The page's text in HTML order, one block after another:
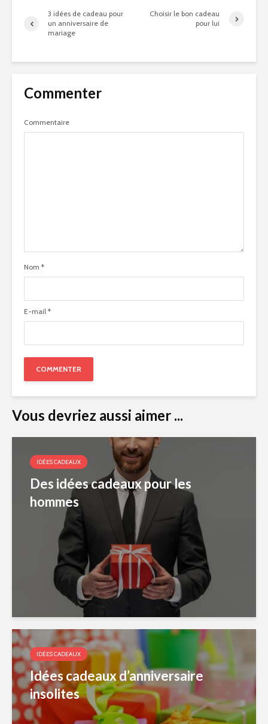
3 idées de cadeau pour
un anniversaire de
mariage
Choisir le bon cadeau
pour lui
Commenter
Commentaire
Nom *
E-mail *
Vous devriez aussi aimer ...
IDÉES CADEAUX
Des idées cadeaux pour les
hommes
IDÉES CADEAUX
Idées cadeaux d’anniversaire
insolites